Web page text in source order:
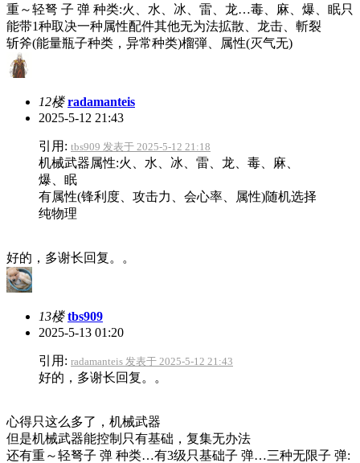
重～轻弩 子 弹 种类:火、水、冰、雷、龙…毒、麻、爆、眠只
能带1种取决一种属性配件其他无为法拡散、龙击、斬裂
斩斧(能量瓶子种类，异常种类)榴弾、属性(灭气无)
12楼 radamanteis
2025-5-12 21:43
引用: tbs909 发表于 2025-5-12 21:18
机械武器属性:火、水、冰、雷、龙、毒、麻、
爆、眠
有属性(锋利度、攻击力、会心率、属性)随机选择
纯物理
好的，多谢长回复。。
13楼 tbs909
2025-5-13 01:20
引用: radamanteis 发表于 2025-5-12 21:43
好的，多谢长回复。。
心得只这么多了，机械武器
但是机械武器能控制只有基础，复集无办法
还有重～轻弩子 弹 种类…有3级只基础子 弹…三种无限子 弹: